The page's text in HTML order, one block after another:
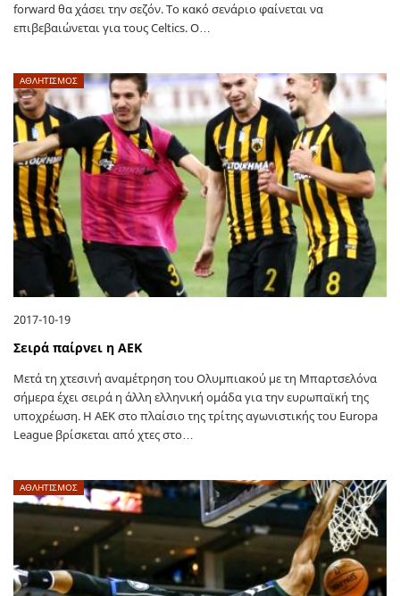
forward θα χάσει την σεζόν. Το κακό σενάριο φαίνεται να
επιβεβαιώνεται για τους Celtics. O…
ΑΘΛΗΤΙΣΜΟΣ
2017-10-19
Σειρά παίρνει η ΑΕΚ
Μετά τη χτεσινή αναμέτρηση του Ολυμπιακού με τη Μπαρτσελόνα
σήμερα έχει σειρά η άλλη ελληνική ομάδα για την ευρωπαϊκή της
υποχρέωση. Η ΑΕΚ στο πλαίσιο της τρίτης αγωνιστικής του Europa
League βρίσκεται από χτες στο…
ΑΘΛΗΤΙΣΜΟΣ